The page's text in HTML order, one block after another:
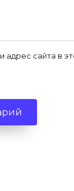
адрес сайта в